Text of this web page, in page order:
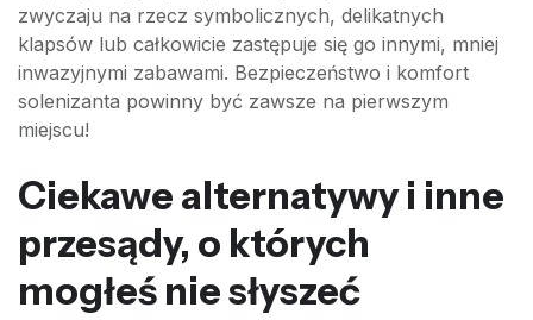
zwyczaju na rzecz symbolicznych, delikatnych
klapsów lub całkowicie zastępuje się go innymi, mniej
inwazyjnymi zabawami. Bezpieczeństwo i komfort
solenizanta powinny być zawsze na pierwszym
miejscu!
Ciekawe alternatywy i inne
przesądy, o których
mogłeś nie słyszeć